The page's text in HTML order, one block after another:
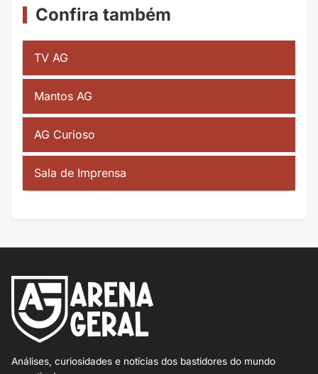
Confira também
TV AG
Mantos AG
AG Curioso
Sala de Imprensa
Análises, curiosidades e notícias dos bastidores do mundo